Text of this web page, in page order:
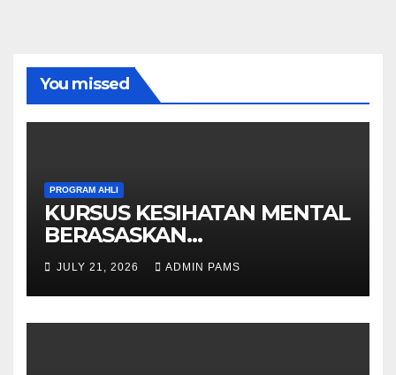
You missed
PROGRAM AHLI
KURSUS KESIHATAN MENTAL
BERASASKAN
HYPNOTHERAPY GERAN
OLEH KPWKKK SARAWAK
JULY 21, 2026 ADMIN PAMS